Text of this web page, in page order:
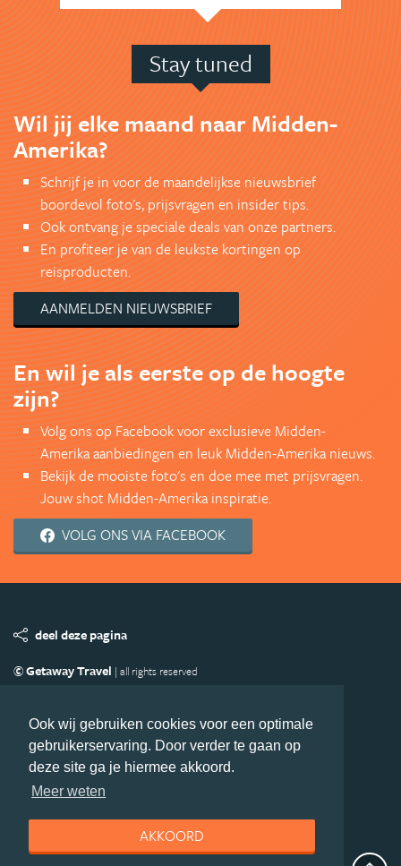
Ook wij gebruiken cookies voor een optimale
gebruikerservaring. Door verder te gaan op
deze site ga je hiermee akkoord.
Meer weten
AKKOORD
Stay tuned
Wil jij elke maand naar Midden-
Amerika?
Schrijf je in voor de maandelijkse nieuwsbrief
boordevol foto's, prijsvragen en insider tips.
Ook ontvang je speciale deals van onze partners.
En profiteer je van de leukste kortingen op
reisproducten.
AANMELDEN NIEUWSBRIEF
En wil je als eerste op de hoogte
zijn?
Volg ons op Facebook voor exclusieve Midden-
Amerika aanbiedingen en leuk Midden-Amerika nieuws.
Bekijk de mooiste foto's en doe mee met prijsvragen.
Jouw shot Midden-Amerika inspiratie.
VOLG ONS VIA FACEBOOK
deel deze pagina
© Getaway Travel | all rights reserved
Copyright
Privacy statement Disclaimer
Cookies
Volg MiddenAmerika.nl
Nieuwsbrief
Facebook